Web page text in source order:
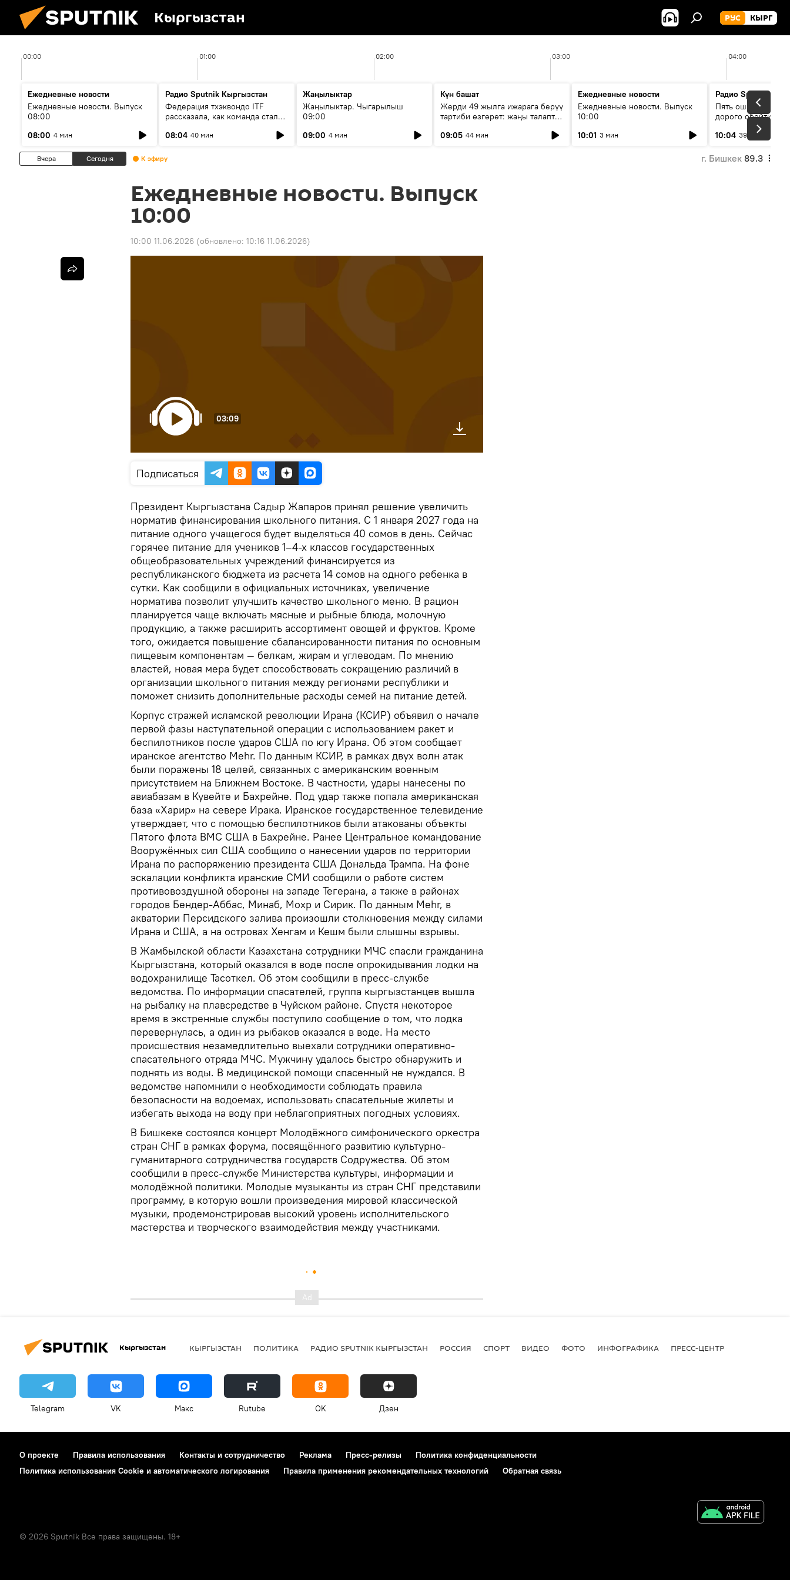
Кыргызстан РУС КЫРГ
00:00 01:00 02:00 03:00 04:00
Ежедневные новости
Ежедневные новости. Выпуск
08:00
08:00 4 мин
Радио Sputnik Кыргызстан
Федерация тхэквондо ITF
рассказала, как команда стала
08:04 40 мин
Жаңылыктар
Жаңылыктар. Чыгарылыш
09:00
09:00 4 мин
Күн башат
Жерди 49 жылга ижарага берүү
тартиби өзгөрөт: жаңы талаптар
09:05 44 мин
Ежедневные новости
Ежедневные новости. Выпуск
10:00
10:01 3 мин
Радио Sputnik
Пять ошибок
дорого обойтись
10:04 39 мин
Вчера Сегодня К эфиру г. Бишкек 89.3
Ежедневные новости. Выпуск
10:00
10:00 11.06.2026 (обновлено: 10:16 11.06.2026)
03:09
Подписаться
Президент Кыргызстана Садыр Жапаров принял решение увеличить
норматив финансирования школьного питания. С 1 января 2027 года на
питание одного учащегося будет выделяться 40 сомов в день. Сейчас
горячее питание для учеников 1–4-х классов государственных
общеобразовательных учреждений финансируется из
республиканского бюджета из расчета 14 сомов на одного ребенка в
сутки. Как сообщили в официальных источниках, увеличение
норматива позволит улучшить качество школьного меню. В рацион
планируется чаще включать мясные и рыбные блюда, молочную
продукцию, а также расширить ассортимент овощей и фруктов. Кроме
того, ожидается повышение сбалансированности питания по основным
пищевым компонентам — белкам, жирам и углеводам. По мнению
властей, новая мера будет способствовать сокращению различий в
организации школьного питания между регионами республики и
поможет снизить дополнительные расходы семей на питание детей.
Корпус стражей исламской революции Ирана (КСИР) объявил о начале
первой фазы наступательной операции с использованием ракет и
беспилотников после ударов США по югу Ирана. Об этом сообщает
иранское агентство Mehr. По данным КСИР, в рамках двух волн атак
были поражены 18 целей, связанных с американским военным
присутствием на Ближнем Востоке. В частности, удары нанесены по
авиабазам в Кувейте и Бахрейне. Под удар также попала американская
база «Харир» на севере Ирака. Иранское государственное телевидение
утверждает, что с помощью беспилотников были атакованы объекты
Пятого флота ВМС США в Бахрейне. Ранее Центральное командование
Вооружённых сил США сообщило о нанесении ударов по территории
Ирана по распоряжению президента США Дональда Трампа. На фоне
эскалации конфликта иранские СМИ сообщили о работе систем
противовоздушной обороны на западе Тегерана, а также в районах
городов Бендер-Аббас, Минаб, Мохр и Сирик. По данным Mehr, в
акватории Персидского залива произошли столкновения между силами
Ирана и США, а на островах Хенгам и Кешм были слышны взрывы.
В Жамбылской области Казахстана сотрудники МЧС спасли гражданина
Кыргызстана, который оказался в воде после опрокидывания лодки на
водохранилище Тасоткел. Об этом сообщили в пресс-службе
ведомства. По информации спасателей, группа кыргызстанцев вышла
на рыбалку на плавсредстве в Чуйском районе. Спустя некоторое
время в экстренные службы поступило сообщение о том, что лодка
перевернулась, а один из рыбаков оказался в воде. На место
происшествия незамедлительно выехали сотрудники оперативно-
спасательного отряда МЧС. Мужчину удалось быстро обнаружить и
поднять из воды. В медицинской помощи спасенный не нуждался. В
ведомстве напомнили о необходимости соблюдать правила
безопасности на водоемах, использовать спасательные жилеты и
избегать выхода на воду при неблагоприятных погодных условиях.
В Бишкеке состоялся концерт Молодёжного симфонического оркестра
стран СНГ в рамках форума, посвящённого развитию культурно-
гуманитарного сотрудничества государств Содружества. Об этом
сообщили в пресс-службе Министерства культуры, информации и
молодёжной политики. Молодые музыканты из стран СНГ представили
программу, в которую вошли произведения мировой классической
музыки, продемонстрировав высокий уровень исполнительского
мастерства и творческого взаимодействия между участниками.
Кыргызстан КЫРГЫЗСТАН ПОЛИТИКА РАДИО SPUTNIK КЫРГЫЗСТАН РОССИЯ СПОРТ ВИДЕО ФОТО ИНФОГРАФИКА ПРЕСС-ЦЕНТР
Telegram VK Макс Rutube OK Дзен
О проекте Правила использования Контакты и сотрудничество Реклама Пресс-релизы
Политика конфиденциальности
Политика использования Cookie и автоматического логирования
Правила применения рекомендательных технологий Обратная связь
© 2026 Sputnik Все права защищены. 18+